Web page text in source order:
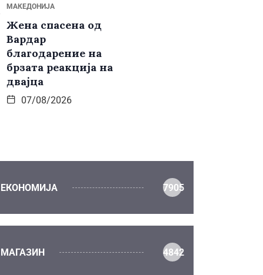
МАКЕДОНИЈА
Жена спасена од
Вардар
благодарение на
брзата реакција на
двајца
07/08/2026
ЕКОНОМИЈА 7905
МАГАЗИН 4842